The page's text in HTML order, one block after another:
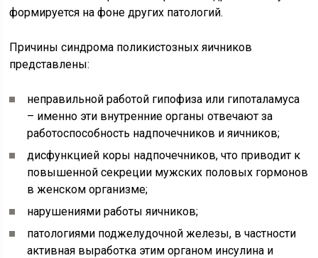
формируется на фоне других патологий.
Причины синдрома поликистозных яичников
представлены:
неправильной работой гипофиза или гипоталамуса
– именно эти внутренние органы отвечают за
работоспособность надпочечников и яичников;
дисфункцией коры надпочечников, что приводит к
повышенной секреции мужских половых гормонов
в женском организме;
нарушениями работы яичников;
патологиями поджелудочной железы, в частности
активная выработка этим органом инсулина и